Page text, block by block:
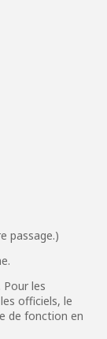
passage.)
les
officiels, le
de fonction en